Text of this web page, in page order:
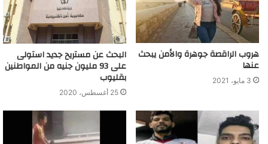
هروب الراقصة جوهرة والأمن يبحث
عنها
3 مايو، 2021
البحث عن مستريح جديد استولى
على 93 مليون جنيه من المواطنين
بقليوب
25 أغسطس، 2020